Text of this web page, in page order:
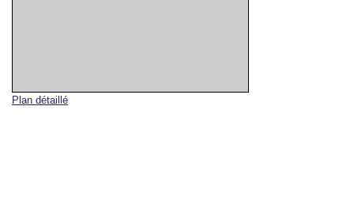
Plan détaillé